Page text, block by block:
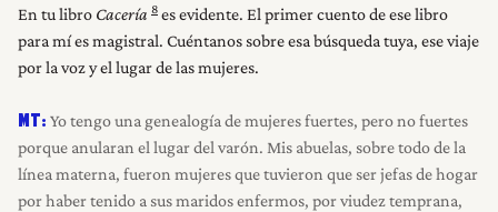
En tu libro Cacería 8 es evidente. El primer cuento de ese libro
para mí es magistral. Cuéntanos sobre esa búsqueda tuya, ese viaje
por la voz y el lugar de las mujeres.
MT: Yo tengo una genealogía de mujeres fuertes, pero no fuertes
porque anularan el lugar del varón. Mis abuelas, sobre todo de la
línea materna, fueron mujeres que tuvieron que ser jefas de hogar
por haber tenido a sus maridos enfermos, por viudez temprana,